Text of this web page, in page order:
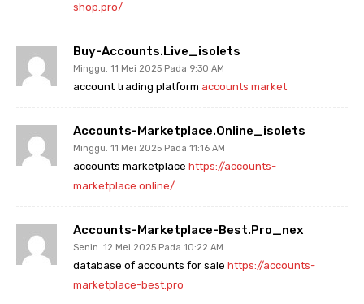
shop.pro/
Buy-Accounts.live_isolets
Minggu. 11 Mei 2025 Pada 9:30 AM
account trading platform accounts market
Accounts-Marketplace.online_isolets
Minggu. 11 Mei 2025 Pada 11:16 AM
accounts marketplace https://accounts-
marketplace.online/
Accounts-Marketplace-Best.pro_nex
Senin. 12 Mei 2025 Pada 10:22 AM
database of accounts for sale https://accounts-
marketplace-best.pro